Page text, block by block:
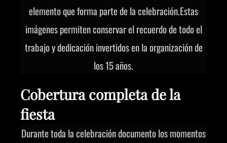
elemento que forma parte de la celebración.Estas
imágenes permiten conservar el recuerdo de todo el
trabajo y dedicación invertidos en la organización de
los 15 años.
Cobertura completa de la
fiesta
Durante toda la celebración documento los momentos